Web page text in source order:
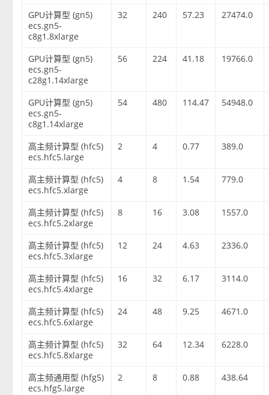
GPU计算型 (gn5)
ecs.gn5-
c8g1.8xlarge
32 240 57.23 27474.0
GPU计算型 (gn5)
ecs.gn5-
c28g1.14xlarge
56 224 41.18 19766.0
GPU计算型 (gn5)
ecs.gn5-
c8g1.14xlarge
54 480 114.47 54948.0
高主频计算型 (hfc5)
ecs.hfc5.large
2 4 0.77 389.0
高主频计算型 (hfc5)
ecs.hfc5.xlarge
4 8 1.54 779.0
高主频计算型 (hfc5)
ecs.hfc5.2xlarge
8 16 3.08 1557.0
高主频计算型 (hfc5)
ecs.hfc5.3xlarge
12 24 4.63 2336.0
高主频计算型 (hfc5)
ecs.hfc5.4xlarge
16 32 6.17 3114.0
高主频计算型 (hfc5)
ecs.hfc5.6xlarge
24 48 9.25 4671.0
高主频计算型 (hfc5)
ecs.hfc5.8xlarge
32 64 12.34 6228.0
高主频通用型 (hfg5)
ecs.hfg5.large
2 8 0.88 438.64